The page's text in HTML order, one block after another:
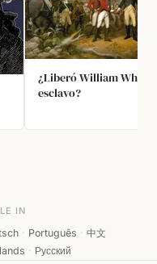
¿Liberó William
esclavo?
IN
· Português · 中文
· Русский